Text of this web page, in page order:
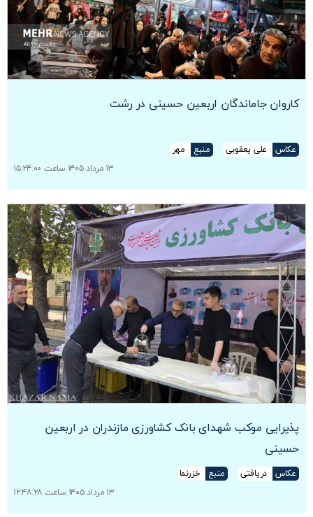
کاروان جاماندگان اربعین حسینی در رشت
عکاس علی یعقوبی منبع
مهر
۱۳ مرداد ۱۴۰۵ ساعت ۱۵:۲۴:۰۰
پذیرایی موکب شهدای بانک کشاورزی مازندران در اربعین
حسینی
عکاس دریافتی منبع
خزرنما
۱۳ مرداد ۱۴۰۵ ساعت ۱۲:۴۸:۲۸